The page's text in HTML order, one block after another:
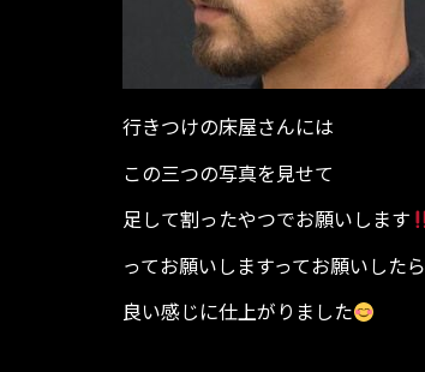
行きつけの床屋さんには
この三つの写真を見せて
足して割ったやつでお願いします
ってお願いしますってお願いしたら
良い感じに仕上がりました